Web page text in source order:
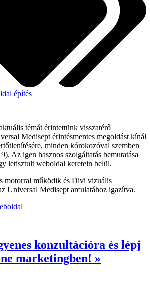
építés
témát érintettünk visszatérő
Medisept érintésmentes megoldást kínál
minden kórokozóval szemben
Az igen hasznos szolgáltatás bemutatása
letisztult weboldal keretein belül.
motorral működik és Divi vizuális
Universal Medisept arculatához igazítva.
konzultációra és lépj
marketingben! »